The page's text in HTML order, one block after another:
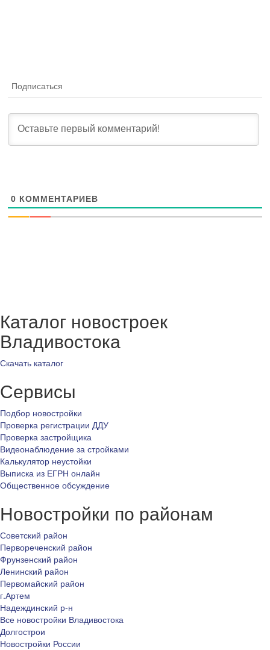
Подписаться
0 КОММЕНТАРИЕВ
Каталог новостроек
Владивостока
Скачать каталог
Сервисы
Подбор новостройки
Проверка регистрации ДДУ
Проверка застройщика
Видеонаблюдение за стройками
Калькулятор неустойки
Выписка из ЕГРН онлайн
Общественное обсуждение
Новостройки по районам
Советский район
Первореченский район
Фрунзенский район
Ленинский район
Первомайский район
г.Артем
Надеждинский р-н
Все новостройки Владивостока
Долгострои
Новостройки России